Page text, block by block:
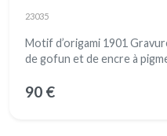
23035
Motif d’origami 1901
de gofun et de encre à
90 €